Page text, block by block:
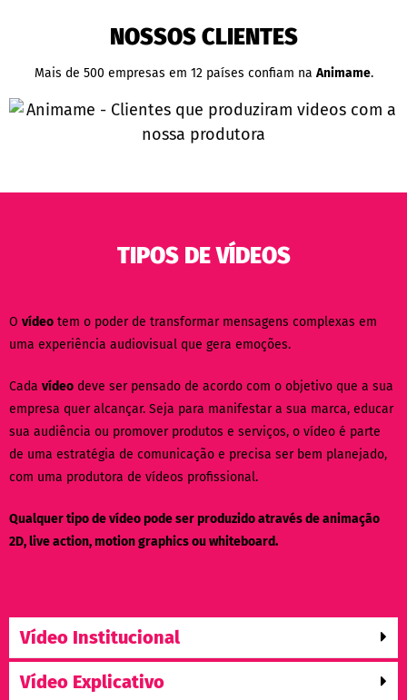
NOSSOS CLIENTES
Mais de 500 empresas em 12 países confiam na Animame.
TIPOS DE VÍDEOS
O vídeo tem o poder de transformar mensagens complexas em
uma experiência audiovisual que gera emoções.
Cada vídeo deve ser pensado de acordo com o objetivo que a sua
empresa quer alcançar. Seja para manifestar a sua marca, educar
sua audiência ou promover produtos e serviços, o vídeo é parte
de uma estratégia de comunicação e precisa ser bem planejado,
com uma produtora de vídeos profissional.
Qualquer tipo de vídeo pode ser produzido através de animação
2D, live action, motion graphics ou whiteboard.
Vídeo Institucional
Vídeo Explicativo